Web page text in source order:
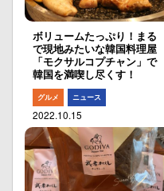
ボリュームたっぷり！まる
で現地みたいな韓国料理屋
「モクサルコプチャン」で
韓国を満喫し尽くす！
グルメ ニュース
2022.10.15